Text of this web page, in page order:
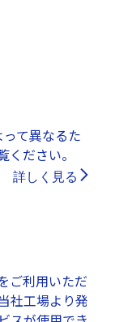
て異なるた
ください。
詳しく見る
ご利用いただ
社工場より発